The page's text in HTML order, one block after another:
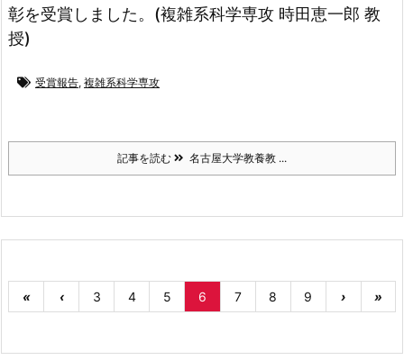
彰を受賞しました。(複雑系科学専攻 時田恵一郎 教
授)
受賞報告, 複雑系科学専攻
記事を読む 名古屋大学教養教 ...
« ‹ 3 4 5 6 7 8 9 › »